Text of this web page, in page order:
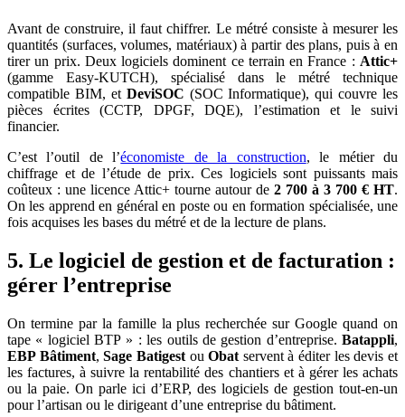
Avant de construire, il faut chiffrer. Le métré consiste à mesurer les
quantités (surfaces, volumes, matériaux) à partir des plans, puis à en
tirer un prix. Deux logiciels dominent ce terrain en France : Attic+
(gamme Easy-KUTCH), spécialisé dans le métré technique
compatible BIM, et DeviSOC (SOC Informatique), qui couvre les
pièces écrites (CCTP, DPGF, DQE), l’estimation et le suivi
financier.
C’est l’outil de l’économiste de la construction, le métier du
chiffrage et de l’étude de prix. Ces logiciels sont puissants mais
coûteux : une licence Attic+ tourne autour de 2 700 à 3 700 € HT.
On les apprend en général en poste ou en formation spécialisée, une
fois acquises les bases du métré et de la lecture de plans.
5. Le logiciel de gestion et de facturation :
gérer l’entreprise
On termine par la famille la plus recherchée sur Google quand on
tape « logiciel BTP » : les outils de gestion d’entreprise. Batappli,
EBP Bâtiment,Sage BatigestouObat servent à éditer les devis et
les factures, à suivre la rentabilité des chantiers et à gérer les achats
ou la paie. On parle ici d’ERP, des logiciels de gestion tout-en-un
pour l’artisan ou le dirigeant d’une entreprise du bâtiment.